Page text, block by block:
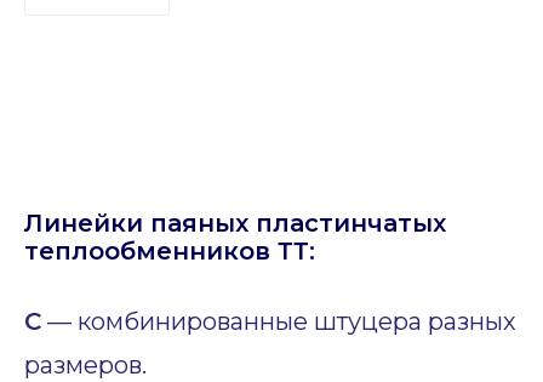
Линейки паяных пластинчатых
теплообменников ТТ:
C — комбинированные штуцера разных
размеров.